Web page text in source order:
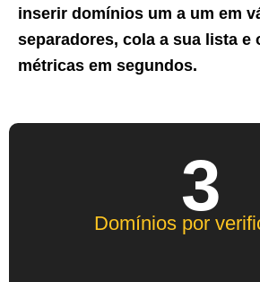
inserir domínios um a um em
separadores, cola a sua lista e
métricas em segundos.
3
Domínios por